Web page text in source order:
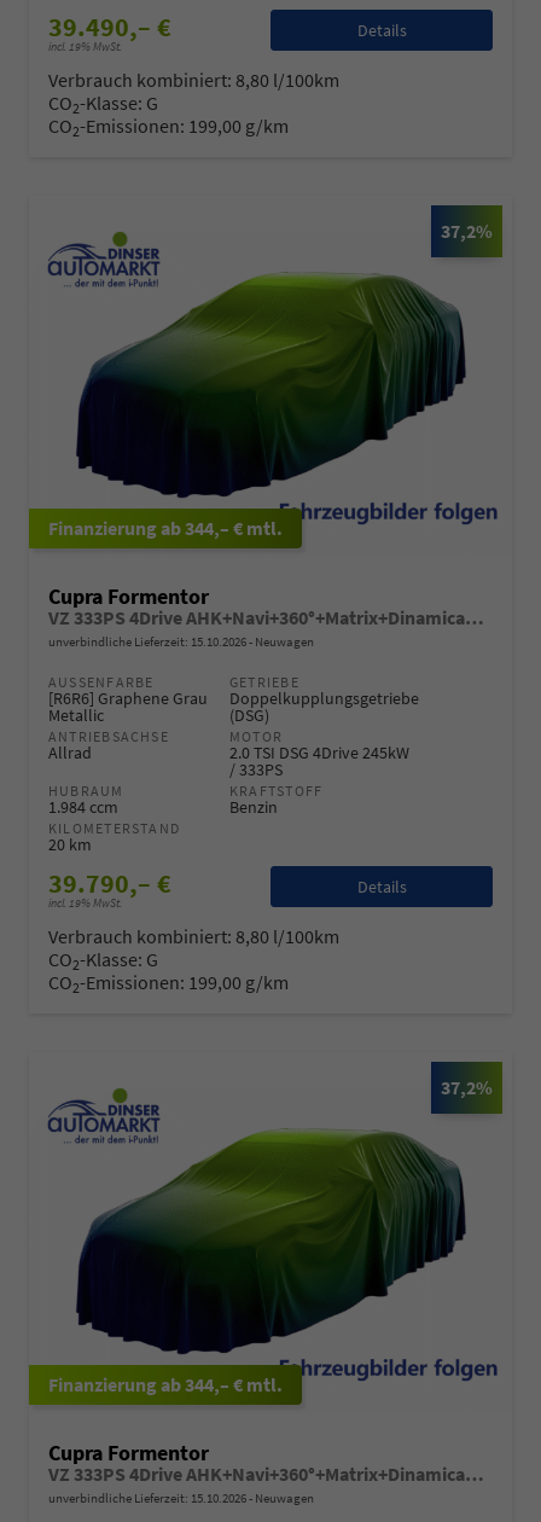
39.490,– €
incl. 19% MwSt.
Details
Verbrauch kombiniert: 8,80 l/100km
CO2-Klasse: G
CO2-Emissionen: 199,00 g/km
37,2%
ab 344,– € mtl.
Cupra Formentor
VZ 333PS 4Drive AHK+Navi+360°+Matrix+Dinamica+GV5+Parklenk+Alarm+Keyless
unverbindliche Lieferzeit: 15.10.2026 Neuwagen
AUSSENFARBE
[R6R6] Graphene Grau
Metallic
GETRIEBE
Doppelkupplungsgetriebe
(DSG)
ANTRIEBSACHSE
Allrad
MOTOR
2.0 TSI DSG 4Drive 245kW
/ 333PS
HUBRAUM
1.984 ccm
KRAFTSTOFF
Benzin
KILOMETERSTAND
20 km
39.790,– €
incl. 19% MwSt.
Details
Verbrauch kombiniert: 8,80 l/100km
CO2-Klasse: G
CO2-Emissionen: 199,00 g/km
37,2%
ab 344,– € mtl.
Cupra Formentor
VZ 333PS 4Drive AHK+Navi+360°+Matrix+Dinamica+GV5+Parklenk+Alarm+Keyless
unverbindliche Lieferzeit: 15.10.2026 Neuwagen